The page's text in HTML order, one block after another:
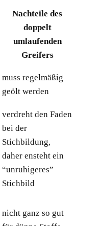
Nachteile des
doppelt
umlaufenden
Greifers
muss regelmäßig
geölt werden
verdreht den Faden
bei der
Stichbildung,
daher ensteht ein
“unruhigeres”
Stichbild
nicht ganz so gut